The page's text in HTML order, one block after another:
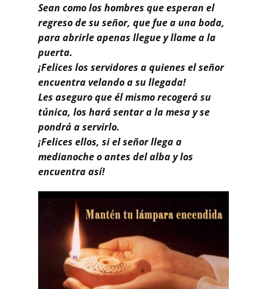
Sean como los hombres que esperan el
regreso de su señor, que fue a una boda,
para abrirle apenas llegue y llame a la
puerta.
¡Felices los servidores a quienes el señor
encuentra velando a su llegada!
Les aseguro que él mismo recogerá su
túnica, los hará sentar a la mesa y se
pondrá a servirlo.
¡Felices ellos, si el señor llega a
medianoche o antes del alba y los
encuentra así!